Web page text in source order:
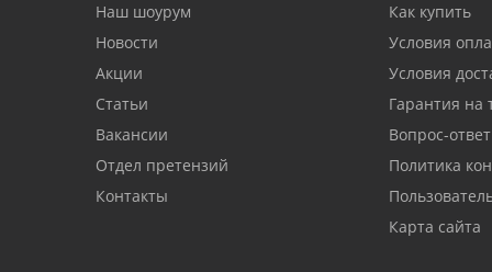
Наш шоурум
Новости
Акции
Статьи
Вакансии
Отдел претензий
Контакты
Как купить
Условия
Условия
Гарантия на
Вопрос-ответ
Политика
Карта сайта